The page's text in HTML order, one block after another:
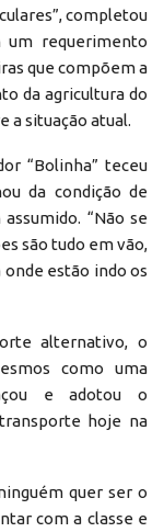
completou
um requerimento
que compõem a
da agricultura do
a situação atual.
“Bolinha” teceu
da condição de
“Não se
são tudo em vão,
onde estão indo os
alternativo, o
como uma
e adotou o
hoje na
quer ser o
com a classe e